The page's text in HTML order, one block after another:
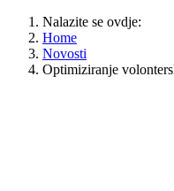
Nalazite se ovdje:
Home
Novosti
Optimiziranje